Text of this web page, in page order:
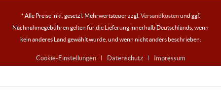
* Alle Preise inkl. gesetzl. Mehrwertsteuer zzgl. Versandkosten und ggf.
Nachnahmegebühren gelten für die Lieferung innerhalb Deutschlands, wenn
kein anderes Land gewählt wurde, und wenn nicht anders beschrieben.
Cookie-Einstellungen Datenschutz Impressum